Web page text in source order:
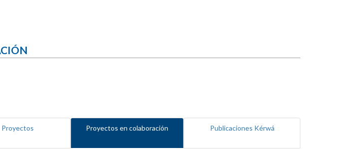
Proyectos Proyectos en colaboración Publicaciones Kérwá